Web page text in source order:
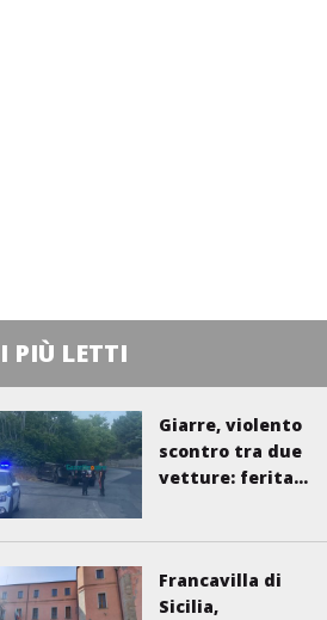
I PIÙ LETTI
Giarre, violento
scontro tra due
vetture: ferita...
Francavilla di
Sicilia,